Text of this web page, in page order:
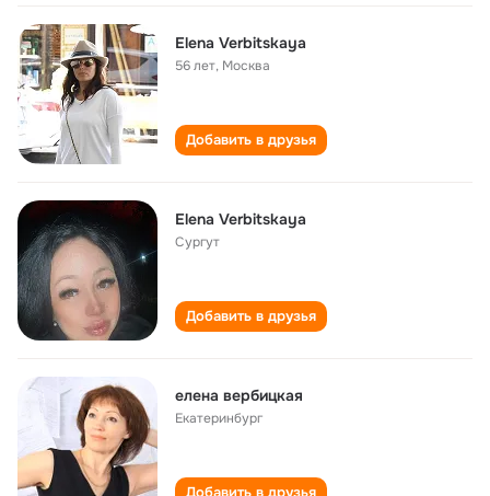
Elena Verbitskaya
56 лет, Москва
Добавить в друзья
Elena Verbitskaya
Сургут
Добавить в друзья
елена вербицкая
Екатеринбург
Добавить в друзья